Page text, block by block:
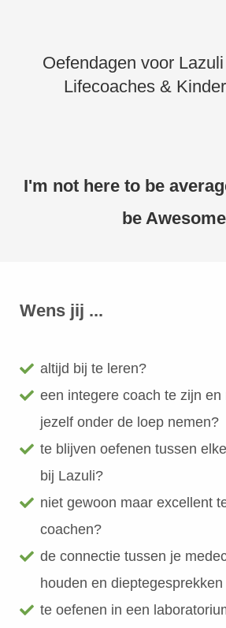
Oefendagen voor
Lifecoaches &
I'm not here to be
be
Wens jij ...
altijd bij te leren?
een integere coach te zijn en
jezelf onder de loep nemen?
te blijven oefenen tussen
bij Lazuli?
niet gewoon maar excellent
coachen?
de connectie tussen je
houden en
te oefenen in een